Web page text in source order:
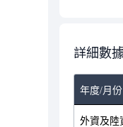
詳細數據
年度/月份
2026/07/28
外資及陸
-